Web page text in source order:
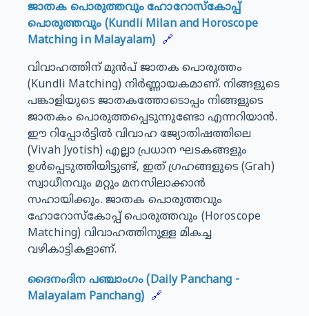
ജാതക പൊരുത്തവും ഹോറോസ്കോപ്പ്
പൊരുത്തവും (Kundli Milan and Horoscope
Matching in Malayalam) 🔗
വിവാഹത്തിന് മുൻപ് ജാതക പൊരുത്തം
(Kundli Matching) നിർണ്ണായകമാണ്. നിങ്ങളുടെ
പങ്കാളിയുടെ ജാതകത്തോടൊപ്പം നിങ്ങളുടെ
ജാതകം പൊരുത്തപ്പെടുന്നുണ്ടോ എന്നറിയാൻ.
ഈ റിപ്പോർട്ടിൽ വിവാഹ ജ്യോതിഷത്തിലെ
(Vivah Jyotish) എല്ലാ പ്രധാന ഘടകങ്ങളും
ഉൾപ്പെടുത്തിയിട്ടുണ്ട്, ഇത് ഗ്രഹങ്ങളുടെ (Grah)
സ്വാധീനവും മറ്റും മനസിലാക്കാൻ
സഹായിക്കും. ജാതക പൊരുത്തവും
ഹോറോസ്കോപ്പ് പൊരുത്തവും (Horoscope
Matching) വിവാഹത്തിനുള്ള മികച്ച
വഴികാട്ടികളാണ്.
ദൈനംദിന പഞ്ചാംഗം (Daily Panchang -
Malayalam Panchang) 🔗